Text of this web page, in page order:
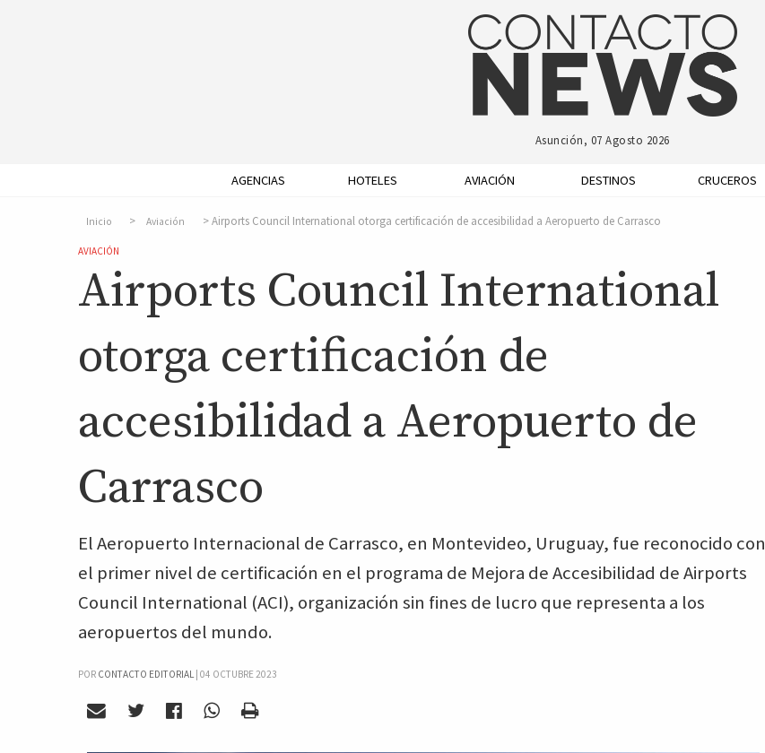
Asunción, 07 Agosto 2026
AGENCIAS HOTELES AVIACIÓN DESTINOS CRUCEROS
Inicio Aviación Airports Council International otorga certificación de accesibilidad a Aeropuerto de Carrasco
AVIACIÓN
Airports Council International
otorga certificación de
accesibilidad a Aeropuerto de
Carrasco
El Aeropuerto Internacional de Carrasco, en Montevideo, Uruguay, fue reconocido con
el primer nivel de certificación en el programa de Mejora de Accesibilidad de Airports
Council International (ACI), organización sin fines de lucro que representa a los
aeropuertos del mundo.
POR CONTACTO EDITORIAL | 04 OCTUBRE 2023